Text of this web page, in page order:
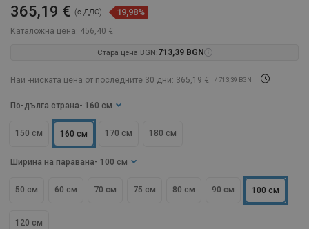
Каталожна цена: 456,40 €
365,19 € (с ДДС) 19,98%
Стара цена BGN:713,39 BGN
Най -ниската цена от последните 30 дни: 365,19 € / 713,39 BGN
По-дълга страна - 160 см
150 см 160 см 170 см 180 см
Ширина на паравана - 100 см
50 см 60 см 70 см 75 см 80 см 90 см 100 см
120 см